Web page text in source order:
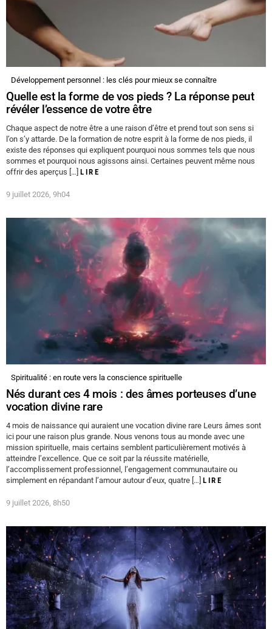
Développement personnel : les clés pour mieux se connaître
Quelle est la forme de vos pieds ? La réponse peut
révéler l’essence de votre être
Chaque aspect de notre être a une raison d’être et prend tout son sens si
l’on s’y attarde. De la formation de notre esprit à la forme de nos pieds, il
existe des réponses qui expliquent pourquoi nous sommes tels que nous
sommes et pourquoi nous agissons ainsi. Certaines peuvent même nous
offrir des aperçus […] LIRE
9 juillet 2026, 9h04
Spiritualité : en route vers la conscience spirituelle
Nés durant ces 4 mois : des âmes porteuses d’une
vocation divine rare
4 mois de naissance qui auraient une vocation divine rare Leurs âmes sont
ici pour une raison plus grande. Nous venons tous au monde avec une
mission spirituelle, mais certains semblent particulièrement motivés à
atteindre l’excellence. Que ce soit par la réussite matérielle,
l’accomplissement professionnel, l’engagement communautaire ou
simplement en répandant l’amour autour d’eux, quatre […] LIRE
9 juillet 2026, 8h50